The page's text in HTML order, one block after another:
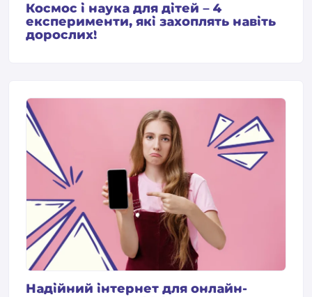
Космос і наука для дітей – 4
експерименти, які захоплять навіть
дорослих!
Надійний інтернет для онлайн-